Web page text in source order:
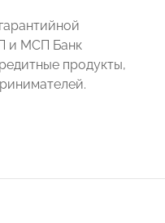
и МСП Банк
продукты,